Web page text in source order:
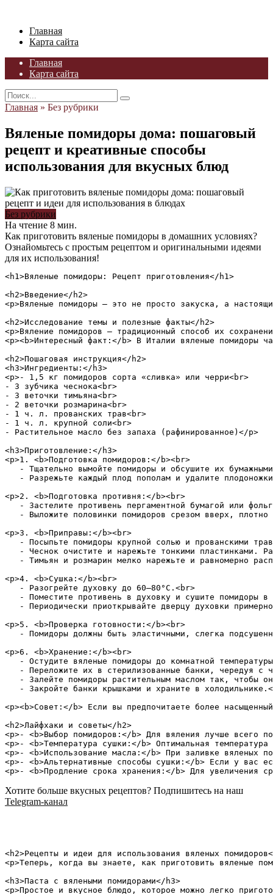
contentГлавная
Карта сайта
Главная
Карта сайта
Search
for:
Главная » Без рубрики
Вяленые помидоры дома: пошаговый
рецепт и креативные способы
использования для вкусных блюд
Без рубрики
На чтение 8 мин.
Как приготовить вяленые помидоры в домашних условиях?
Ознайомьтесь с простым рецептом и оригинальными идеями
для их использования!
<h1>Вяленые помидоры: Рецепт приготовления</h1>
<h2>Введение</h2>
<p>Вяленые помидоры — это не просто закуска, а
<h2>Исследование темы и полезные факты</h2>
<p>Вяление помидоров — традиционный способ их
<p><b>Интересный факт:</b> В Италии вяленые помидоры
<h2>Пошаговая инструкция</h2>
<h3>Ингредиенты:</h3>
<p>- 1,5 кг помидоров сорта «сливка» или черри<br>
- 3 зубчика чеснока<br>
- 3 веточки тимьяна<br>
- 2 веточки розмарина<br>
- 1 ч. л. прованских трав<br>
- 1 ч. л. крупной соли<br>
- Растительное масло без запаха (рафинированное)</p>
<h3>Приготовление:</h3>
<p>1. <b>Подготовка помидоров:</b><br>
- Тщательно вымойте помидоры и обсушите их
- Разрежьте каждый плод пополам и удалите
<p>2. <b>Подготовка противня:</b><br>
- Застелите противень пергаментной бумагой или
- Выложите половинки помидоров срезом вверх, плотно
<p>3. <b>Приправы:</b><br>
- Посыпьте помидоры крупной солью и прованскими
- Чеснок очистите и нарежьте тонкими пластинками.
- Тимьян и розмарин мелко нарежьте и равномерно
<p>4. <b>Сушка:</b><br>
   - Разогрейте духовку до 60–80°C.<br>
- Поместите противень в духовку и сушите помидоры
- Периодически приоткрывайте дверцу духовки
<p>5. <b>Проверка готовности:</b><br>
- Помидоры должны быть эластичными, слегка
<p>6. <b>Хранение:</b><br>
- Остудите вяленые помидоры до комнатной
- Переложите их в стерилизованные банки, чередуя с
- Залейте помидоры растительным маслом так, чтобы
- Закройте банки крышками и храните в
<p><b>Совет:</b> Если вы предпочитаете более
<h2>Лайфхаки и советы</h2>
<p>- <b>Выбор помидоров:</b> Для вяления лучше всего
<p>- <b>Температура сушки:</b> Оптимальная
<p>- <b>Использование масла:</b> При заливке вяленых
<p>- <b>Альтернативные способы сушки:</b> Если у вас
Хотите больше вкусных рецептов? Подпишитесь на наш
Telegram-канал
<h2>Рецепты и идеи для использования вяленых
<p>Теперь, когда вы знаете, как приготовить вяленые
<h3>Паста с вялеными помидорами</h3>
<p>Простое и вкусное блюдо, которое можно легко